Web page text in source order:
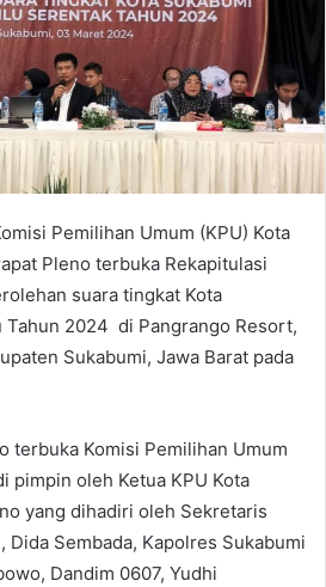
Pemilihan Umum (KPU) Kota
Pleno terbuka Rekapitulasi
suara tingkat Kota
Tahun 2024 di Pangrango Resort,
Sukabumi, Jawa Barat pada
terbuka Komisi Pemilihan Umum
pimpin oleh Ketua KPU Kota
yang dihadiri oleh Sekretaris
Dida Sembada, Kapolres Sukabumi
Dandim 0607, Yudhi